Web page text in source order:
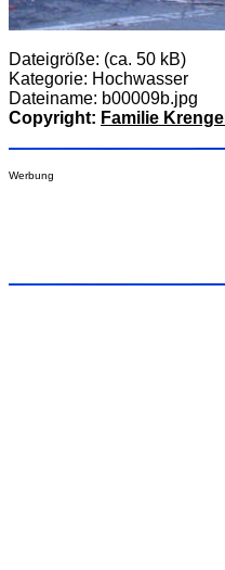
Dateigröße: (ca. 50 kB)
Kategorie: Hochwasser
Dateiname: b00009b.jpg
Copyright: Familie Krengel
Werbung